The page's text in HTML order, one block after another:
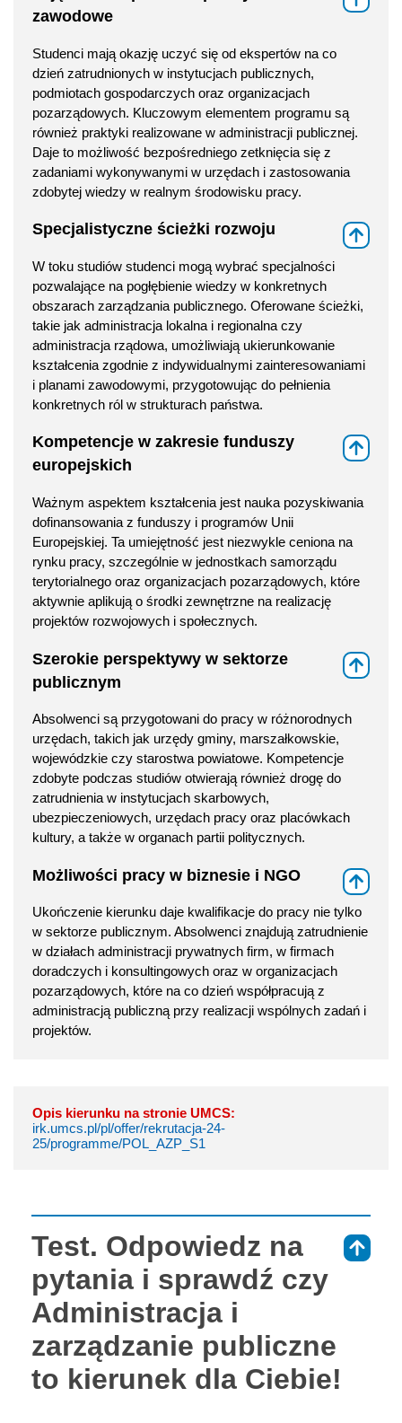
zawodowe
Studenci mają okazję uczyć się od ekspertów na co
dzień zatrudnionych w instytucjach publicznych,
podmiotach gospodarczych oraz organizacjach
pozarządowych. Kluczowym elementem programu są
również praktyki realizowane w administracji publicznej.
Daje to możliwość bezpośredniego zetknięcia się z
zadaniami wykonywanymi w urzędach i zastosowania
zdobytej wiedzy w realnym środowisku pracy.
Specjalistyczne ścieżki rozwoju
W toku studiów studenci mogą wybrać specjalności
pozwalające na pogłębienie wiedzy w konkretnych
obszarach zarządzania publicznego. Oferowane ścieżki,
takie jak administracja lokalna i regionalna czy
administracja rządowa, umożliwiają ukierunkowanie
kształcenia zgodnie z indywidualnymi zainteresowaniami
i planami zawodowymi, przygotowując do pełnienia
konkretnych ról w strukturach państwa.
Kompetencje w zakresie funduszy
europejskich
Ważnym aspektem kształcenia jest nauka pozyskiwania
dofinansowania z funduszy i programów Unii
Europejskiej. Ta umiejętność jest niezwykle ceniona na
rynku pracy, szczególnie w jednostkach samorządu
terytorialnego oraz organizacjach pozarządowych, które
aktywnie aplikują o środki zewnętrzne na realizację
projektów rozwojowych i społecznych.
Szerokie perspektywy w sektorze
publicznym
Absolwenci są przygotowani do pracy w różnorodnych
urzędach, takich jak urzędy gminy, marszałkowskie,
wojewódzkie czy starostwa powiatowe. Kompetencje
zdobyte podczas studiów otwierają również drogę do
zatrudnienia w instytucjach skarbowych,
ubezpieczeniowych, urzędach pracy oraz placówkach
kultury, a także w organach partii politycznych.
Możliwości pracy w biznesie i NGO
Ukończenie kierunku daje kwalifikacje do pracy nie tylko
w sektorze publicznym. Absolwenci znajdują zatrudnienie
w działach administracji prywatnych firm, w firmach
doradczych i konsultingowych oraz w organizacjach
pozarządowych, które na co dzień współpracują z
administracją publiczną przy realizacji wspólnych zadań i
projektów.
Opis kierunku na stronie UMCS:
irk.umcs.pl/pl/offer/rekrutacja-24-
25/programme/POL_AZP_S1
Test. Odpowiedz na
pytania i sprawdź czy
Administracja i
zarządzanie publiczne
to kierunek dla Ciebie!